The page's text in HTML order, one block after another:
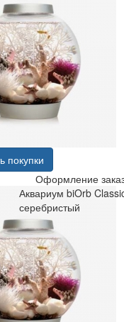
покупки
Оформление
Аквариум biOrb
серебристый